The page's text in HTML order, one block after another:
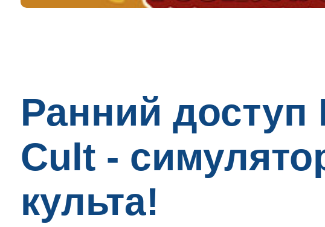
Ранний доступ
Cult -
культа!